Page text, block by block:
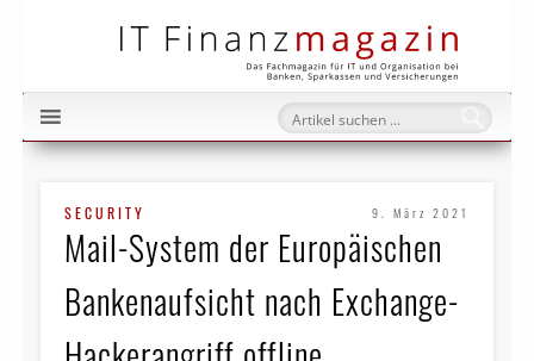
SECURITY 9. März 2021
Mail-System der Europäischen
Bankenaufsicht nach Exchange-